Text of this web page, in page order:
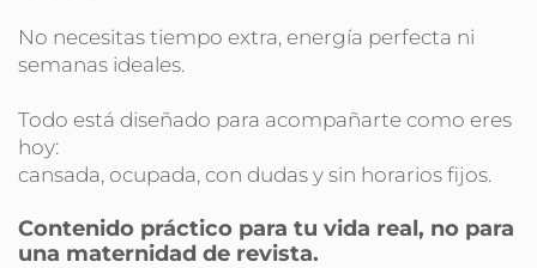
No necesitas tiempo extra, energía perfecta ni
semanas ideales.
Todo está diseñado para acompañarte como eres
hoy:
cansada, ocupada, con dudas y sin horarios fijos.
Contenido práctico para tu vida real, no para
una maternidad de revista.